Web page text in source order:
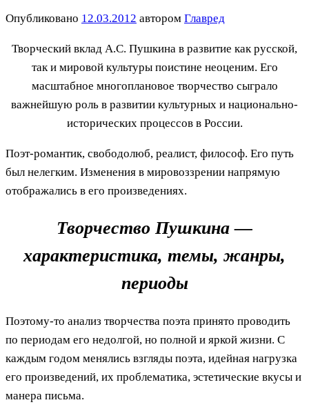
Опубликовано 12.03.2012 автором Главред
Творческий вклад А.С. Пушкина в развитие как русской,
так и мировой культуры поистине неоценим. Его
масштабное многоплановое творчество сыграло
важнейшую роль в развитии культурных и национально-
исторических процессов в России.
Поэт-романтик, свободолюб, реалист, философ. Его путь
был нелегким. Изменения в мировоззрении напрямую
отображались в его произведениях.
Творчество Пушкина —
характеристика, темы, жанры,
периоды
Поэтому-то анализ творчества поэта принято проводить
по периодам его недолгой, но полной и яркой жизни. С
каждым годом менялись взгляды поэта, идейная нагрузка
его произведений, их проблематика, эстетические вкусы и
манера письма.